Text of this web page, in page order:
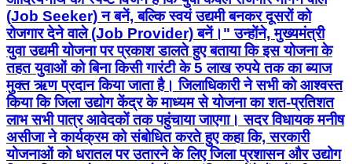
(Job Seeker) न बनें, बल्कि स्वयं उद्यमी बनकर दूसरों को
रोजगार देने वाले (Job Provider) बनें।" उन्होंने, मुख्यमंत्री
युवा उद्यमी योजना पर प्रकाश डालते हुए बताया कि इस योजना के
तहत युवाओं को बिना किसी गारंटी के 5 लाख रुपये तक का ब्याज
मुक्त ऋण प्रदान किया जाता है। जिलाधिकारी ने सभी को आश्वस्त
किया कि जिला उद्योग केंद्र के माध्यम से योजना का शत-प्रतिशत
लाभ सभी पात्र आवेदकों तक पहुंचाया जाएगा। सदर विधायक मनीष
असीजा ने कार्यक्रम को संबोधित करते हुए कहा कि, सरकारी
योजनाओं को धरातल पर उतारने के लिए जिला प्रशासन और उद्योग